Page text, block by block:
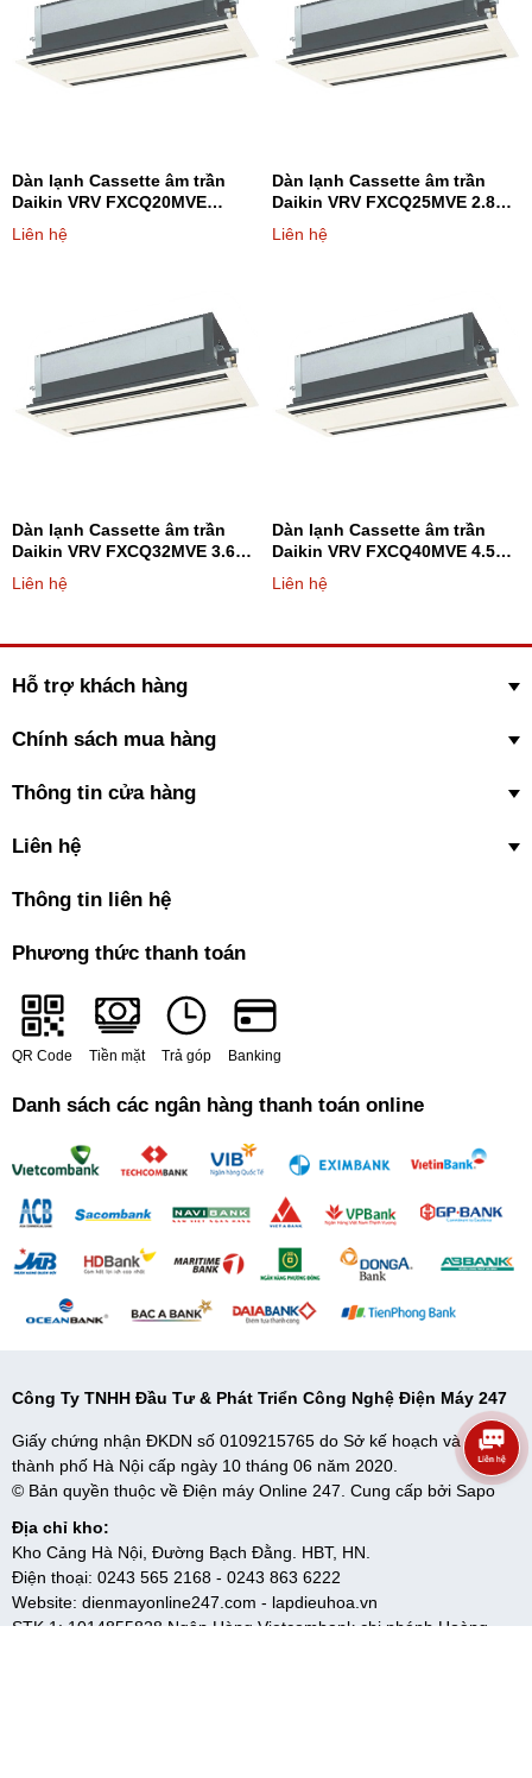
Dàn lạnh Cassette âm trần
Daikin VRV FXCQ20MVE
7.500BTU - Loại 2 hướng thổi
Liên hệ
Dàn lạnh Cassette âm trần
Daikin VRV FXCQ25MVE 2.8kW
1 chiều - Loại 2 hướng thổi
Liên hệ
Dàn lạnh Cassette âm trần
Daikin VRV FXCQ32MVE 3.6kW
1 chiều - Loại 2 hướng thổi
Liên hệ
Dàn lạnh Cassette âm trần
Daikin VRV FXCQ40MVE 4.5kW
1 chiều - Loại 2 hướng thổi
Liên hệ
Hỗ trợ khách hàng
Chính sách mua hàng
Thông tin cửa hàng
Liên hệ
Thông tin liên hệ
Phương thức thanh toán
QR Code Tiền mặt Trả góp Banking
Danh sách các ngân hàng thanh toán online
Công Ty TNHH Đầu Tư & Phát Triển Công Nghệ Điện Máy 247
Giấy chứng nhận ĐKDN số 0109215765 do Sở kế hoạch và đầu tư
thành phố Hà Nội cấp ngày 10 tháng 06 năm 2020.
© Bản quyền thuộc về Điện máy Online 247. Cung cấp bởi Sapo
Địa chỉ kho:
Kho Cảng Hà Nội, Đường Bạch Đằng. HBT, HN.
Điện thoại: 0243 565 2168 - 0243 863 6222
Website: dienmayonline247.com - lapdieuhoa.vn
STK 1: 1014855828 Ngân Hàng Vietcombank chi nhánh Hoàng